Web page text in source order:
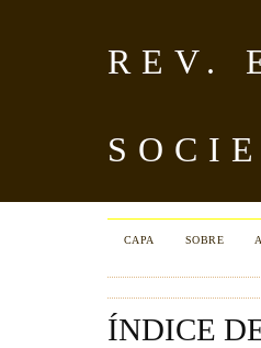
REV.
CAPA SOBRE
ÍNDICE